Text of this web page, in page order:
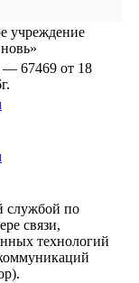
учреждение
67469 от 18
службой по
связи,
технологий